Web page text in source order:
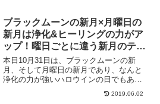
ついて、ご紹介していきます。
ブラックムーンの新月×月曜日の
新月は浄化&ヒーリングの力がア
ップ！曜日ごとに違う新月のテー
マは？
本日10月31日は、ブラックムーンの新
月、そして月曜日の新月であり、なんと
浄化の力が強いハロウインの日でもあり
ますね。今日はとっても浄化の力が強
く、そしてヒーリングの効果が高い日と
2019.06.02